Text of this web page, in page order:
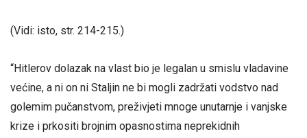
(Vidi: isto, str. 214-215.)
“Hitlerov dolazak na vlast bio je legalan u smislu vladavine
većine, a ni on ni Staljin ne bi mogli zadržati vodstvo nad
golemim pučanstvom, preživjeti mnoge unutarnje i vanjske
krize i prkositi brojnim opasnostima neprekidnih